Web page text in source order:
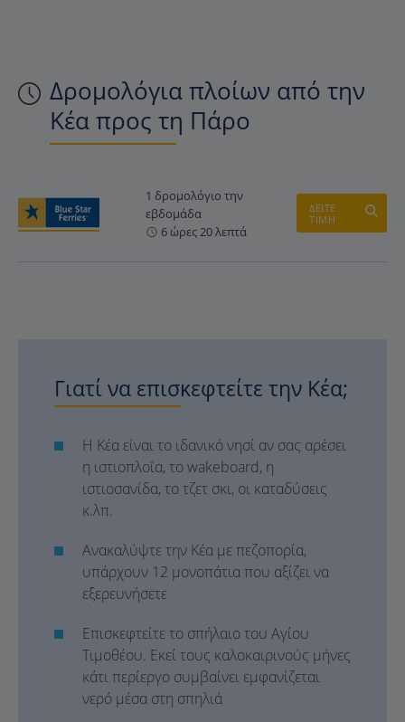
Δρομολόγια πλοίων από την
Κέα προς τη Πάρο
1 δρομολόγιο την
εβδομάδα
6 ώρες 20 λεπτά
ΔΕΙΤΕ
ΤΙΜΗ
Γιατί να επισκεφτείτε την Κέα;
Η Κέα είναι το ιδανικό νησί αν σας αρέσει
η ιστιοπλοΐα, το wakeboard, η
ιστιοσανίδα, το τζετ σκι, οι καταδύσεις
κ.λπ.
Ανακαλύψτε την Κέα με πεζοπορία,
υπάρχουν 12 μονοπάτια που αξίζει να
εξερευνήσετε
Επισκεφτείτε το σπήλαιο του Αγίου
Τιμοθέου. Εκεί τους καλοκαιρινούς μήνες
κάτι περίεργο συμβαίνει εμφανίζεται
νερό μέσα στη σπηλιά